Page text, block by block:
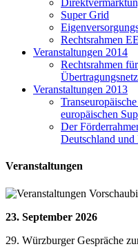
Super Grid
Rechtsrahmen
Veranstaltungen 2014
Rechtsrahmen
Übertragungsnetz
Veranstaltungen 2013
europäischen
Der
Deutschland und
Veranstaltungen
23. September 2026
29. Würzburger Gespräche